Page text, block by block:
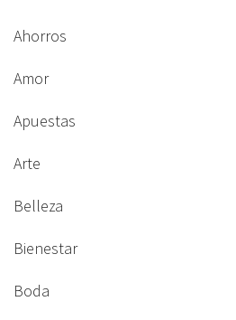
Ahorros
Amor
Apuestas
Arte
Belleza
Bienestar
Boda